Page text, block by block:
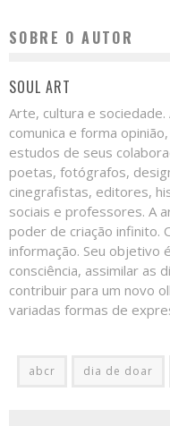
SOBRE O AUTOR
SOUL ART
Arte, cultura e
comunica e forma
estudos de seus
poetas, fotógrafos,
cinegrafistas, editores,
sociais e professores. A
poder de criação infinito.
informação. Seu objetivo
consciência, assimilar as
contribuir para um novo
variadas formas de
abcr dia de doar